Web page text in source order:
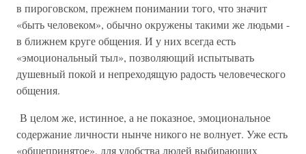
в пироговском, прежнем понимании того, что значит
«быть человеком», обычно окружены такими же людьми -
в ближнем круге общения. И у них всегда есть
«эмоциональный тыл», позволяющий испытывать
душевный покой и непреходящую радость человеческого
общения.
В целом же, истинное, а не показное, эмоциональное
содержание личности нынче никого не волнует. Уже есть
«общепринятое», для удобства людей выбирающих